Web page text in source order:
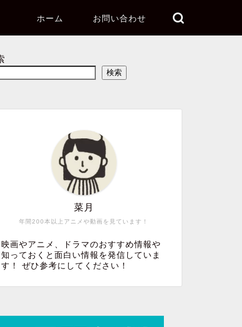
ホーム お問い合わせ
検索
年間200本以上アニメや動画を見ています！
菜月
映画やアニメ、ドラマのおすすめ情報や
知っておくと面白い情報を発信していま
す！ ぜひ参考にしてください！